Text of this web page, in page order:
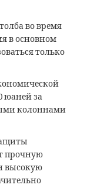
во время
в основном
только
юаней за
колоннами
прочную
высокую